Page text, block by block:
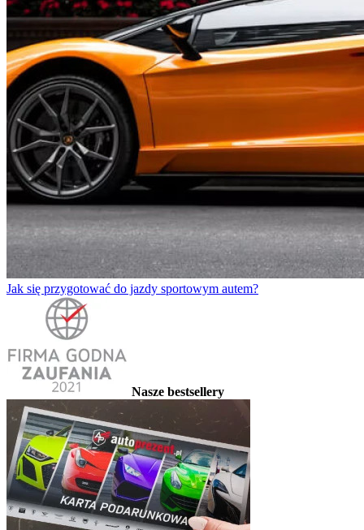
Jak się przygotować do jazdy sportowym autem?
Nasze bestsellery